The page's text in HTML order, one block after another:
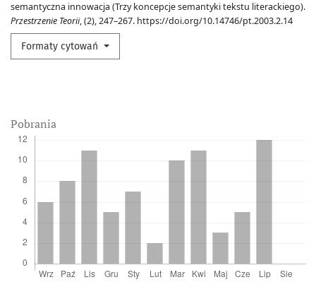
semantyczna innowacja (Trzy koncepcje semantyki tekstu literackiego).
Przestrzenie Teorii, (2), 247–267. https://doi.org/10.14746/pt.2003.2.14
Formaty cytowań
Pobrania